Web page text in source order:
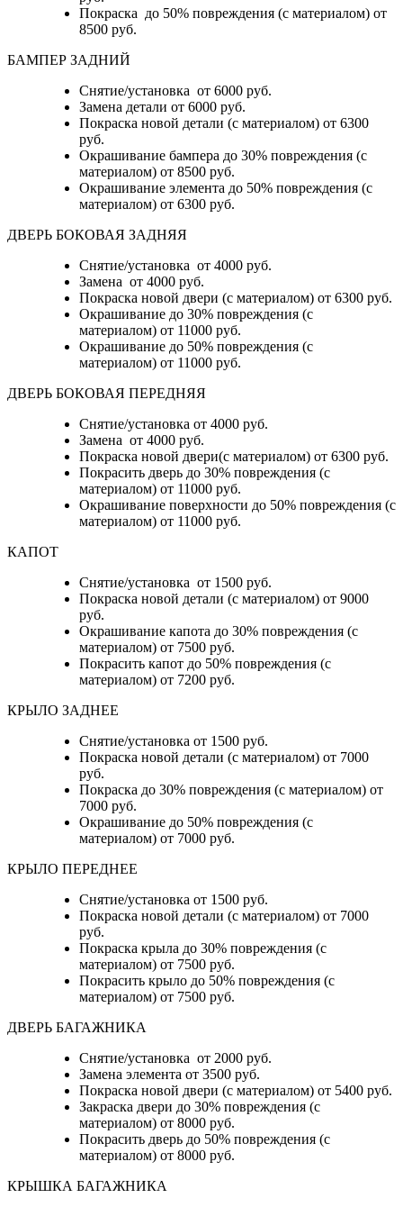
Покраска до 50% повреждения (с материалом) от
8500 руб.
БАМПЕР ЗАДНИЙ
Снятие/установка от 6000 руб.
Замена детали от 6000 руб.
Покраска новой детали (с материалом) от 6300
руб.
Окрашивание бампера до 30% повреждения (с
материалом) от 8500 руб.
Окрашивание элемента до 50% повреждения (с
материалом) от 6300 руб.
ДВЕРЬ БОКОВАЯ ЗАДНЯЯ
Снятие/установка от 4000 руб.
Замена от 4000 руб.
Покраска новой двери (с материалом) от 6300 руб.
Окрашивание до 30% повреждения (с
материалом) от 11000 руб.
Окрашивание до 50% повреждения (с
материалом) от 11000 руб.
ДВЕРЬ БОКОВАЯ ПЕРЕДНЯЯ
Снятие/установка от 4000 руб.
Замена от 4000 руб.
Покраска новой двери(с материалом) от 6300 руб.
Покрасить дверь до 30% повреждения (с
материалом) от 11000 руб.
Окрашивание поверхности до 50% повреждения (с
материалом) от 11000 руб.
КАПОТ
Снятие/установка от 1500 руб.
Покраска новой детали (с материалом) от 9000
руб.
Окрашивание капота до 30% повреждения (с
материалом) от 7500 руб.
Покрасить капот до 50% повреждения (с
материалом) от 7200 руб.
КРЫЛО ЗАДНЕЕ
Снятие/установка от 1500 руб.
Покраска новой детали (с материалом) от 7000
руб.
Покраска до 30% повреждения (с материалом) от
7000 руб.
Окрашивание до 50% повреждения (с
материалом) от 7000 руб.
КРЫЛО ПЕРЕДНЕЕ
Снятие/установка от 1500 руб.
Покраска новой детали (с материалом) от 7000
руб.
Покраска крыла до 30% повреждения (с
материалом) от 7500 руб.
Покрасить крыло до 50% повреждения (с
материалом) от 7500 руб.
ДВЕРЬ БАГАЖНИКА
Снятие/установка от 2000 руб.
Замена элемента от 3500 руб.
Покраска новой двери (с материалом) от 5400 руб.
Закраска двери до 30% повреждения (с
материалом) от 8000 руб.
Покрасить дверь до 50% повреждения (с
материалом) от 8000 руб.
КРЫШКА БАГАЖНИКА